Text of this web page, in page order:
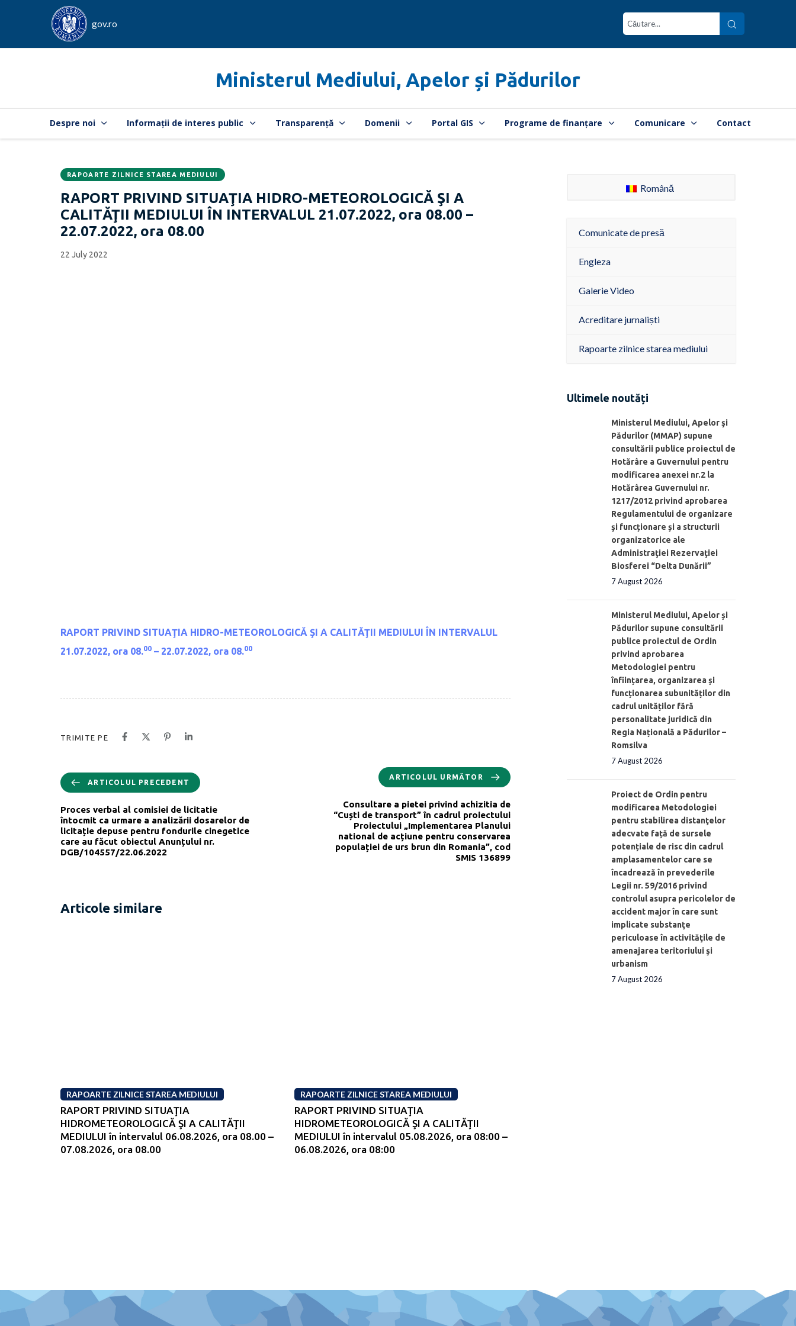
gov.ro
Ministerul Mediului, Apelor și Pădurilor
Despre noi Informații de interes public Transparență Domenii Portal GIS Programe de finanțare Comunicare Contact
CATEGORIA:
RAPOARTE ZILNICE STAREA MEDIULUI
RAPORT PRIVIND SITUAŢIA HIDRO-METEOROLOGICĂ ŞI A
CALITĂŢII MEDIULUI ÎN INTERVALUL 21.07.2022, ora 08.00 –
22.07.2022, ora 08.00
Data
publicării:
22 July 2022
RAPORT PRIVIND SITUAŢIA HIDRO-METEOROLOGICĂ ŞI A CALITĂŢII MEDIULUI ÎN INTERVALUL
21.07.2022, ora 08.00 – 22.07.2022, ora 08.00
TRIMITE PE
ARTICOLUL PRECEDENT
Proces verbal al comisiei de licitatie
întocmit ca urmare a analizării dosarelor de
licitație depuse pentru fondurile cinegetice
care au făcut obiectul Anunțului nr.
DGB/104557/22.06.2022
ARTICOLUL URMĂTOR
Consultare a pietei privind achizitia de
“Cuști de transport” în cadrul proiectului
Proiectului „Implementarea Planului
national de acțiune pentru conservarea
populației de urs brun din Romania”, cod
SMIS 136899
Articole similare
RAPOARTE ZILNICE STAREA MEDIULUI
RAPORT PRIVIND SITUAŢIA
HIDROMETEOROLOGICĂ ŞI A CALITĂŢII
MEDIULUI în intervalul 06.08.2026, ora 08.00 –
07.08.2026, ora 08.00
RAPOARTE ZILNICE STAREA MEDIULUI
RAPORT PRIVIND SITUAŢIA
HIDROMETEOROLOGICĂ ŞI A CALITĂŢII
MEDIULUI în intervalul 05.08.2026, ora 08:00 –
06.08.2026, ora 08:00
Română
Comunicate de presă
Engleza
Galerie Video
Acreditare jurnaliști
Rapoarte zilnice starea mediului
Ultimele noutăți
Ministerul Mediului, Apelor şi
Pădurilor (MMAP) supune
consultării publice proiectul de
Hotărâre a Guvernului pentru
modificarea anexei nr.2 la
Hotărârea Guvernului nr.
1217/2012 privind aprobarea
Regulamentului de organizare
şi funcționare și a structurii
organizatorice ale
Administraţiei Rezervaţiei
Biosferei “Delta Dunării”
7 August 2026
Ministerul Mediului, Apelor și
Pădurilor supune consultării
publice proiectul de Ordin
privind aprobarea
Metodologiei pentru
înființarea, organizarea și
funcționarea subunităților din
cadrul unităților fără
personalitate juridică din
Regia Națională a Pădurilor –
Romsilva
7 August 2026
Proiect de Ordin pentru
modificarea Metodologiei
pentru stabilirea distanţelor
adecvate față de sursele
potențiale de risc din cadrul
amplasamentelor care se
încadrează în prevederile
Legii nr. 59/2016 privind
controlul asupra pericolelor de
accident major în care sunt
implicate substanţe
periculoase în activităţile de
amenajarea teritoriului şi
urbanism
7 August 2026